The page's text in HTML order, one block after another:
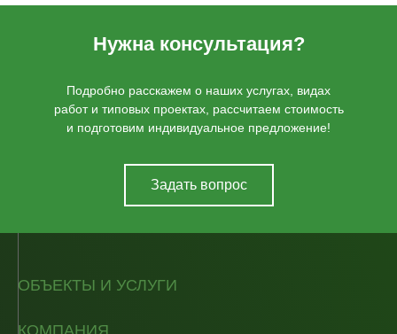
Нужна консультация?
Подробно расскажем о наших услугах, видах
работ и типовых проектах, рассчитаем стоимость
и подготовим индивидуальное предложение!
Задать вопрос
ОБЪЕКТЫ И УСЛУГИ
КОМПАНИЯ